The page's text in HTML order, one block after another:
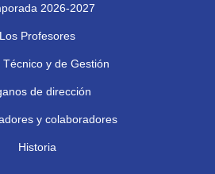
2026-2027
Los Profesores
Técnico y de Gestión
de dirección
y colaboradores
Historia